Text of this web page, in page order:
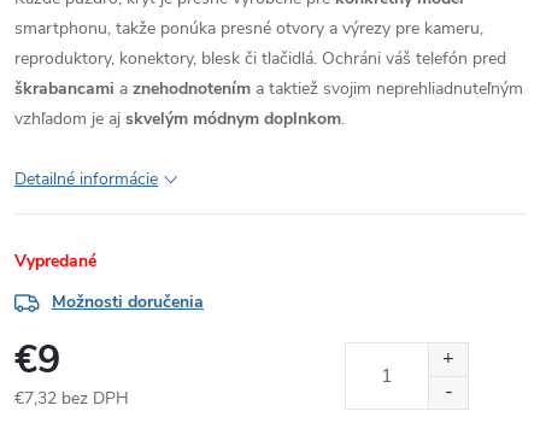
smartphonu, takže ponúka presné otvory a výrezy pre kameru,
reproduktory, konektory, blesk či tlačidlá. Ochráni váš telefón pred
škrabancami a znehodnotením a taktiež svojim neprehliadnuteľným
vzhľadom je aj skvelým módnym doplnkom.
Detailné informácie
Vypredané
Možnosti doručenia
€9
€7,32 bez DPH